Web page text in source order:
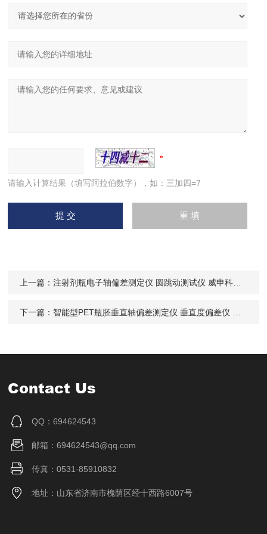
请输入计算结果（填写阿拉伯数字），如：三加四=7
上一篇：注射剂瓶电子轴偏差测定仪 圆跳动测试仪 威申科技WRT-16S
下一篇： 智能型PET瓶胚垂直轴偏差测定仪 垂直度偏差仪 WRT-16S 威申科技
Contact Us
QQ：694624543
邮箱：694624543@qq.com
传真：0531-85910832
地址：山东省济南市槐荫区经十西路6007号